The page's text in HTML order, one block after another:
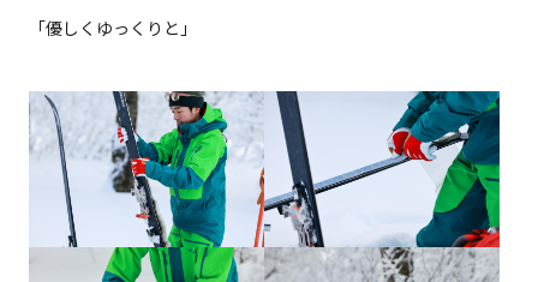
「優しくゆっくりと」